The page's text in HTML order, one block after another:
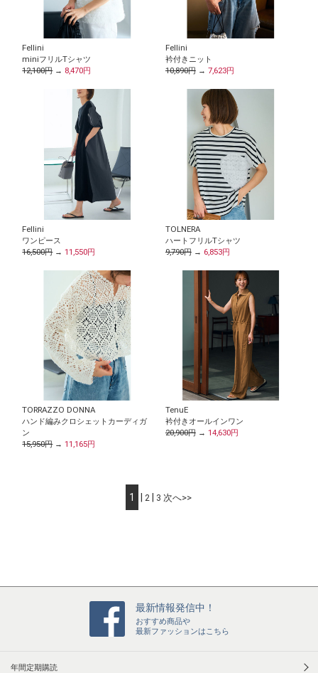
Fellini
miniフリルTシャツ
12,100円→ 8,470円
Fellini
衿付きニット
10,890円→ 7,623円
Fellini
ワンピース
16,500円→11,550円
TOLNERA
ハートフリルTシャツ
9,790円→ 6,853円
TORRAZZO DONNA
ハンド編みクロシェットカーディガ
ン
15,950円→11,165円
TenuE
衿付きオールインワン
20,900円→ 14,630円
1 |2 3 次へ>>
最新情報発信中！
おすすめ商品や
最新ファッションはこちら
年間定期購読